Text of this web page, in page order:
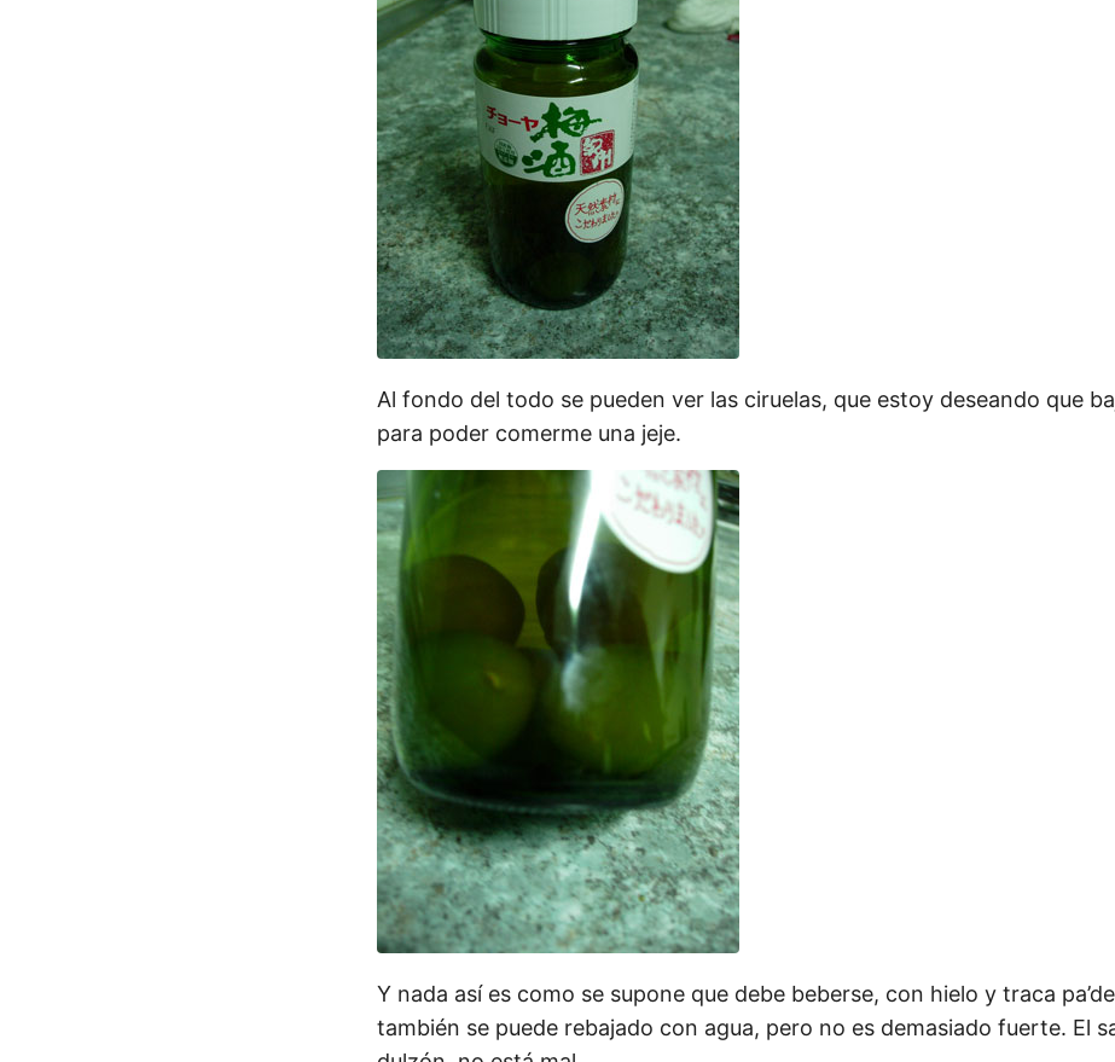
Al fondo del todo se pueden ver las ciruelas, que estoy deseando que
para poder comerme una jeje.
Y nada así es como se supone que debe beberse, con hielo y traca
también se puede rebajado con agua, pero no es demasiado fuerte. El